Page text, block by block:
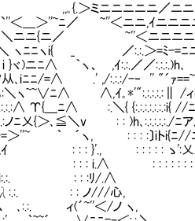
ミニニニニニ／ニニニ
''~ﾆ／ ~''＜ニニ,ｲニニニニ
ニ{ニ／ ~''＜ニニニニニニ
ﾆﾆヽi{ _ ／:.:.＞=ﾐ-=ﾆニﾆ
)ニﾆ∧ ｀ヽ、 ,ｲ:.:.／／
ﾆ/=∧ .' ,/:.:.:/-‐ '' "´ｧ==~'＜
ﾆ∧ ∧,ｲ｡*'":.:.:.:.:∥ /ィi〔
Υ{＿ﾆ∧ :.＼{ {:.:.:.:.:.:.:i{ //ﾆ
乂{＞､≦＼v : : )h､:.:.:.:.:./ﾆア
''~ ｀ ´ヽ, : : : :〕iトi{ﾆ//ﾆﾆ
''~,ｲ : : : }'., : : : : :
／ : : : i.∧ : : : : : :
＞''~ i:.:. : : :ﾘ/
λ:.:. : : ノ///心,
､:.:. ィ(´~''＜/ノ